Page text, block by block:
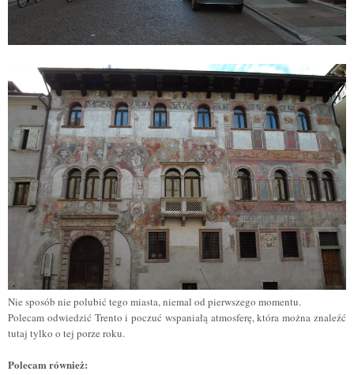
Nie sposób nie polubić tego miasta, niemal od pierwszego momentu.
Polecam odwiedzić Trento i poczuć wspaniałą atmosferę, która można znaleźć
tutaj tylko o tej porze roku.
Polecam również: